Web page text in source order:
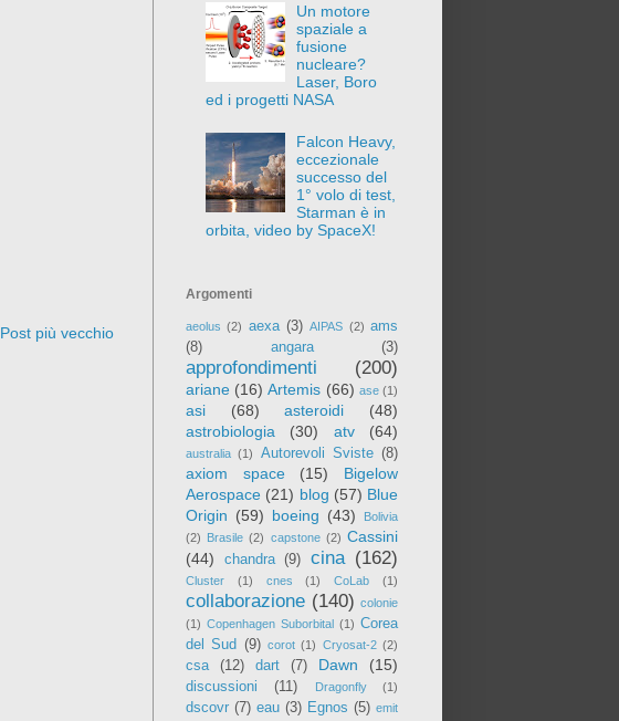
Post più vecchio
Un motore
spaziale a
fusione
nucleare?
Laser, Boro
ed i progetti NASA
Falcon Heavy,
eccezionale
successo del
1° volo di test,
Starman è in
orbita, video by SpaceX!
Argomenti
aeolus (2) aexa (3) AIPAS (2) ams
(8)
angara (3)
approfondimenti (200)
ariane (16) Artemis (66) ase (1)
asi (68) asteroidi
(48)
astrobiologia
(30) atv (64)
australia (1) Autorevoli Sviste (8)
axiom space (15)
Bigelow
Aerospace (21) blog (57) Blue
Origin (59) boeing (43)
Bolivia
(2) Brasile (2) capstone (2) Cassini
(44)
chandra (9) cina (162)
Cluster (1) cnes (1) CoLab (1)
collaborazione (140) colonie
(1) Copenhagen Suborbital (1) Corea
del Sud (9) corot (1) Cryosat-2 (2)
csa (12) dart (7) Dawn (15)
discussioni (11) Dragonfly (1)
dscovr (7) eau (3) Egnos (5) emit